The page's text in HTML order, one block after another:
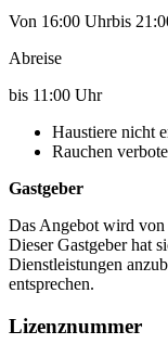
Von 16:00 Uhrbis
Abreise
bis 11:00 Uhr
Haustiere nicht
Rauchen
Gastgeber
Das Angebot wird von
Dieser Gastgeber hat
Dienstleistungen
entsprechen.
Lizenznummer